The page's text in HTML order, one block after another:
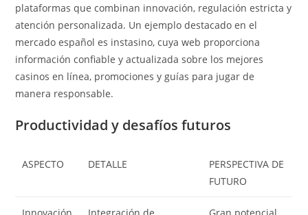
plataformas que combinan innovación, regulación estricta y
atención personalizada. Un ejemplo destacado en el
mercado español es instasino, cuya web proporciona
información confiable y actualizada sobre los mejores
casinos en línea, promociones y guías para jugar de
manera responsable.
Productividad y desafíos futuros
ASPECTO DETALLE
PERSPECTIVA DE
FUTURO